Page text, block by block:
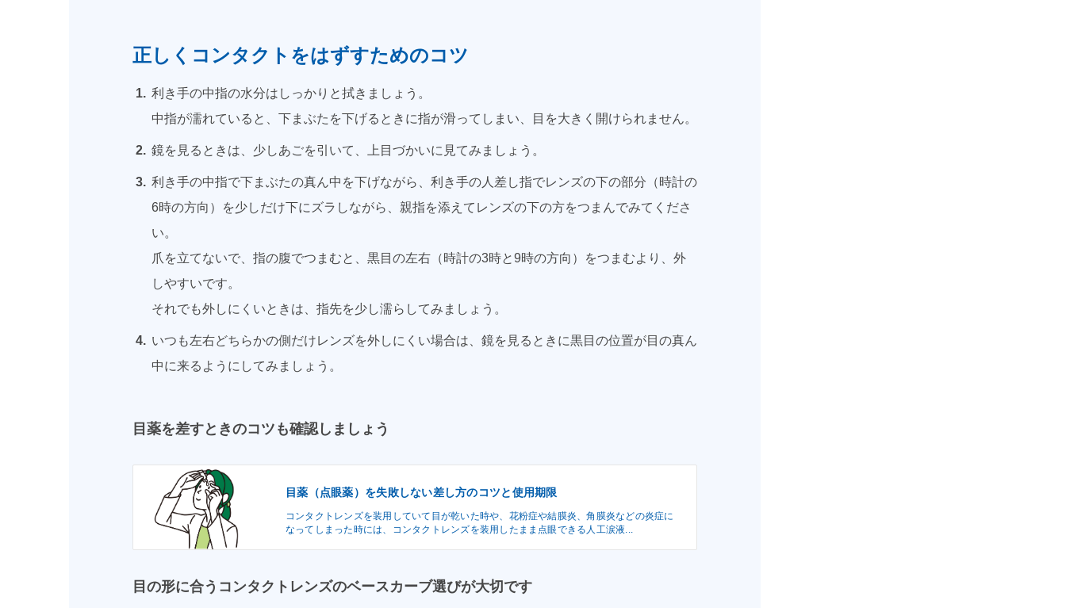
正しくコンタクトをはずすためのコツ
利き手の中指の水分はしっかりと拭きましょう。
中指が濡れていると、下まぶたを下げるときに指が滑ってしまい、目を大きく開けられません。
鏡を見るときは、少しあごを引いて、上目づかいに見てみましょう。
利き手の中指で下まぶたの真ん中を下げながら、利き手の人差し指でレンズの下の部分（時計の
6時の方向）を少しだけ下にズラしながら、親指を添えてレンズの下の方をつまんでみてくださ
い。
爪を立てないで、指の腹でつまむと、黒目の左右（時計の3時と9時の方向）をつまむより、外
しやすいです。
それでも外しにくいときは、指先を少し濡らしてみましょう。
いつも左右どちらかの側だけレンズを外しにくい場合は、鏡を見るときに黒目の位置が目の真ん
中に来るようにしてみましょう。
目薬を差すときのコツも確認しましょう
目薬（点眼薬）を失敗しない差し方のコツと使用期限
コンタクトレンズを装用していて目が乾いた時や、花粉症や結膜炎、角膜炎などの炎症に
なってしまった時には、コンタクトレンズを装用したまま点眼できる人工涙液...
目の形に合うコンタクトレンズのベースカーブ選びが大切です